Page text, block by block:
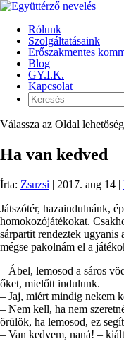
Rólunk
Szolgáltatásaink
Erőszakmentes
Blog
GY.I.K.
Kapcsolat
Válassza az Oldal
Ha van kedved
Írta: Zsuzsi | 2017. aug 14 |
Játszótér, hazaindulnánk,
homokozójátékokat.
sárpartit rendeztek ugyanis
mégse pakolnám el a
– Ábel, lemosod a sáros
őket, mielőtt indulunk.
– Jaj, miért mindig nekem
– Nem kell, ha nem
örülök, ha lemosod, ez
– Van kedvem, naná! –